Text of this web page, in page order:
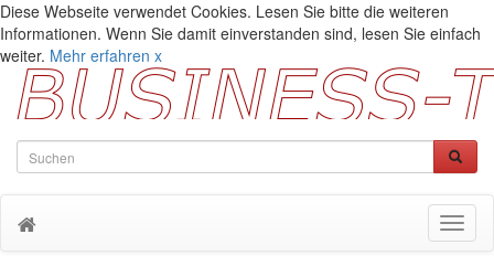
Diese Webseite verwendet Cookies. Lesen Sie bitte die weiteren
Informationen. Wenn Sie damit einverstanden sind, lesen Sie einfach
weiter. Mehr erfahren x